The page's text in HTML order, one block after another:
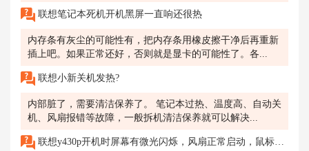
联想笔记本死机开机黑屏一直响还很热
内存条有灰尘的可能性有，把内存条用橡皮擦干净后再重新
插上吧。如果正常还好，否则就是显卡的可能性了。各...
联想小新关机发热?
内部脏了，需要清洁保养了。 笔记本过热、温度高、自动关
机、风扇报错等故障，一般拆机清洁保养就可以解决...
联想y430p开机时屏幕有微光闪烁，风扇正常启动，鼠标是亮的，无法进入任何界面，过很久才能进入启动界面，刚开始是十分钟就能进入了，后来拆机清灰，变成一两个小时了